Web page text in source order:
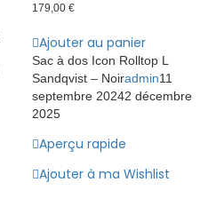
179,00€
Ajouter au panier
Sac à dos Icon Rolltop L
Sandqvist – Noiradmin11
septembre 20242 décembre
2025
Aperçu rapide
Ajouter à ma Wishlist